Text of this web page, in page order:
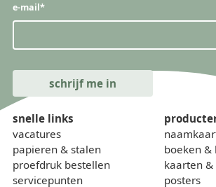
e-mail*
snelle links
vacatures
papieren & stalen
proefdruk bestellen
servicepunten
boeken &
kaarten
posters